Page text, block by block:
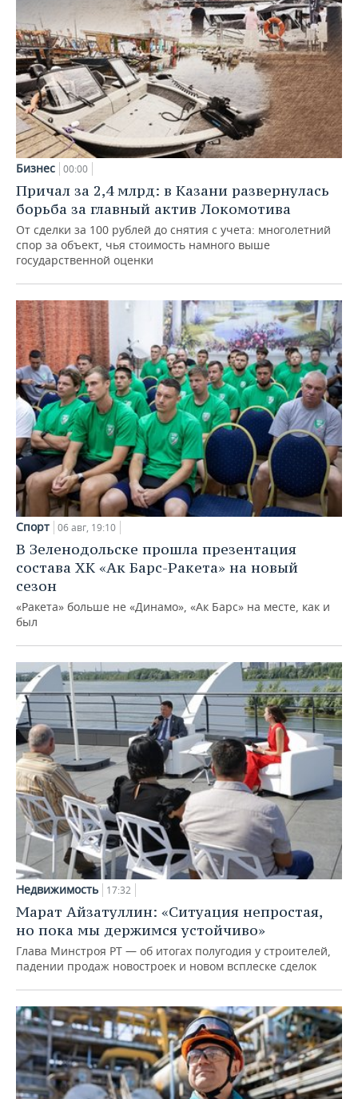
Бизнес 00:00
Причал за 2,4 млрд: в Казани развернулась
борьба за главный актив Локомотива
От сделки за 100 рублей до снятия с учета: многолетний
спор за объект, чья стоимость намного выше
государственной оценки
Спорт 06 авг, 19:10
В Зеленодольске прошла презентация
состава ХК «Ак Барс-Ракета» на новый
сезон
«Ракета» больше не «Динамо», «Ак Барс» на месте, как и
был
Недвижимость 17:32
Марат Айзатуллин: «Ситуация непростая,
но пока мы держимся устойчиво»
Глава Минстроя РТ — об итогах полугодия у строителей,
падении продаж новостроек и новом всплеске сделок